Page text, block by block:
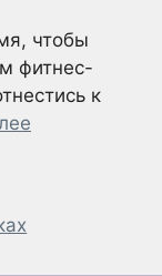
чтобы
фитнес-
к